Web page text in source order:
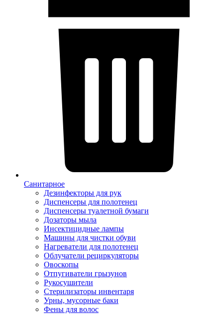
Санитарное
Дезинфекторы для рук
Диспенсеры для полотенец
Диспенсеры туалетной бумаги
Дозаторы мыла
Инсектицидные лампы
Машины для чистки обуви
Нагреватели для полотенец
Облучатели рециркуляторы
Овоскопы
Отпугиватели грызунов
Рукосушители
Стерилизаторы инвентаря
Урны, мусорные баки
Фены для волос